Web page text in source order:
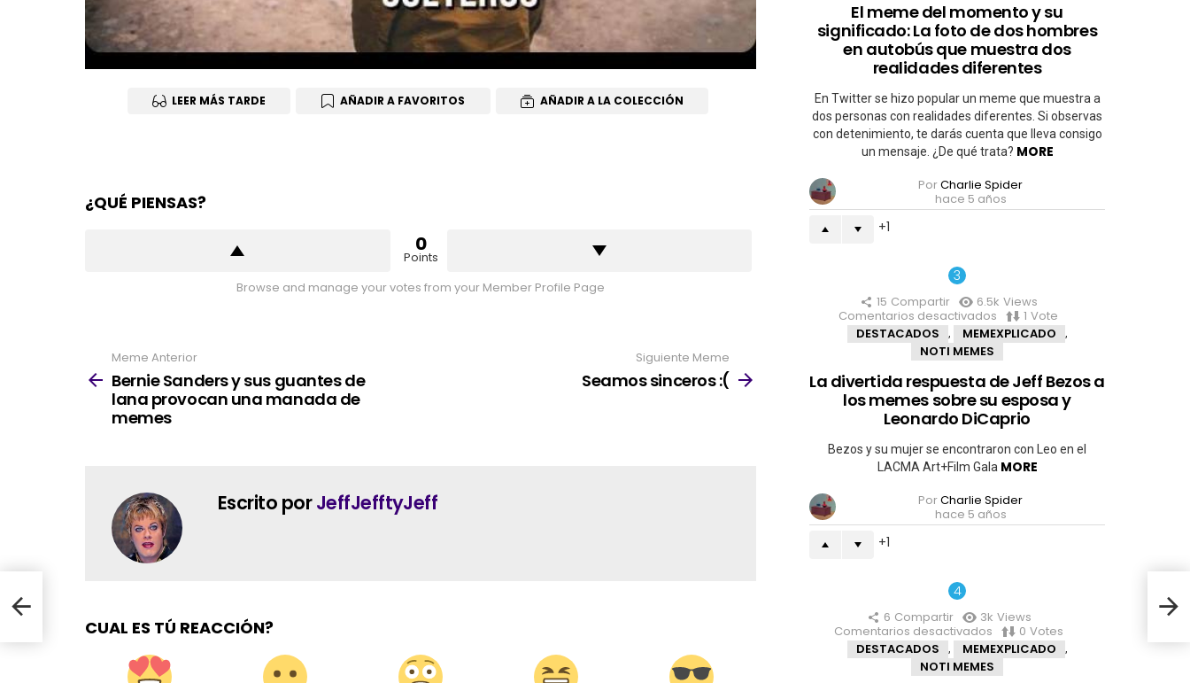
LEER MÁS TARDE AÑADIR A FAVORITOS AÑADIR A LA COLECCIÓN
¿QUÉ PIENSAS?
0
Points
Browse and manage your votes from your Member Profile Page
more
Meme Anterior
Bernie Sanders y sus guantes de
lana provocan una manada de
memes
Siguiente Meme
Seamos sinceros :(
Escrito porJeffJefftyJeff
CUAL ES TÚ REACCIÓN?
y
su
significado:
La
foto
dos
hombres
en
autobús
que
dos
realidades
diferentes
El meme del momento y su
significado: La foto de dos hombres
en autobús que muestra dos
realidades diferentes
En Twitter se hizo popular un meme que muestra a
dos personas con realidades diferentes. Si observas
con detenimiento, te darás cuenta que lleva consigo
un mensaje. ¿De qué trata? MORE
PorCharlie Spider
hace 5 años
1
15 Compartir 6.5k Views
Comentarios desactivados en
La
divertida
respuesta
de
Jeff
Bezos
a
los
memes
sobre
su
y
Leonardo
DiCaprio
1 Vote
DESTACADOS
, MEMEXPLICADO ,
NOTI MEMES
La divertida respuesta de Jeff Bezos a
los memes sobre su esposa y
Leonardo DiCaprio
Bezos y su mujer se encontraron con Leo en el
LACMA Art+Film Gala MORE
PorCharlie Spider
hace 5 años
1
6 Compartir 3k Views
Comentarios desactivados en
Una
«foto»
de
0 Votes
DESTACADOS
, MEMEXPLICADO ,
NOTI MEMES